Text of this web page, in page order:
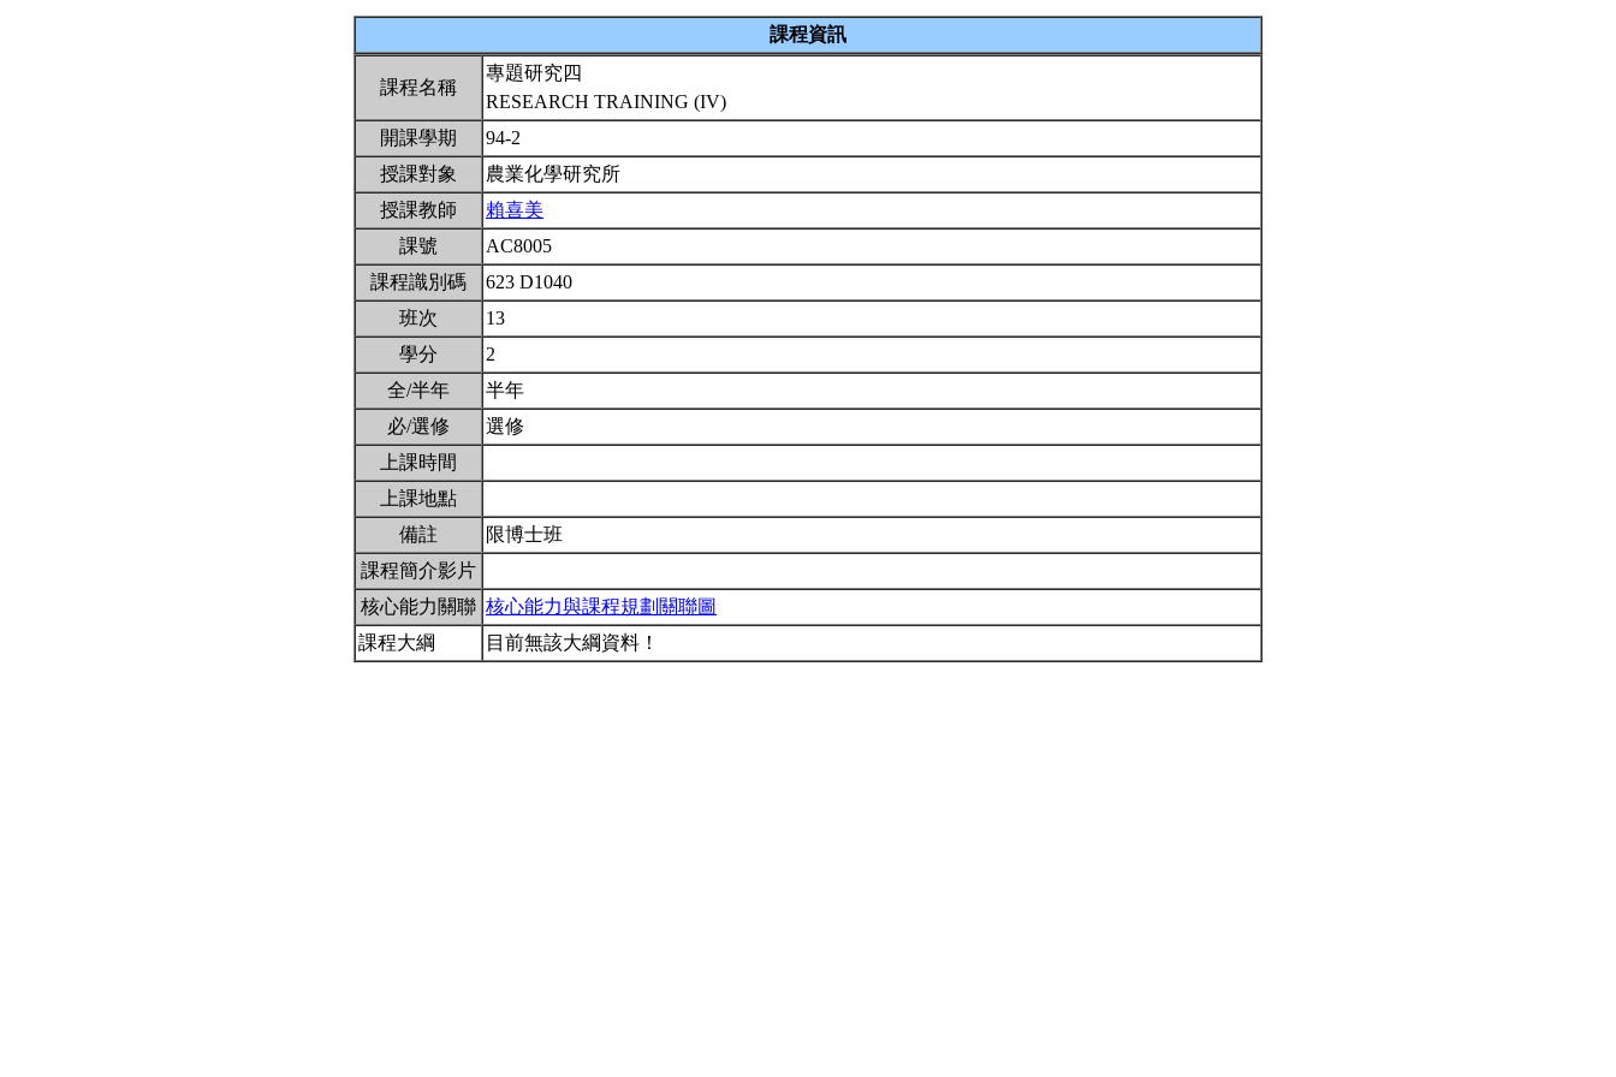
課程資訊
課程名稱
專題研究四
RESEARCH TRAINING (IV)
開課學期
94-2
授課對象
農業化學研究所
授課教師
賴喜美
課號
AC8005
課程識別碼
623 D1040
班次
13
學分
2
全/半年
半年
必/選修
選修
上課時間
上課地點
備註
限博士班
課程簡介影片
核心能力關聯 核心能力與課程規劃關聯圖
課程大綱
目前無該大綱資料！